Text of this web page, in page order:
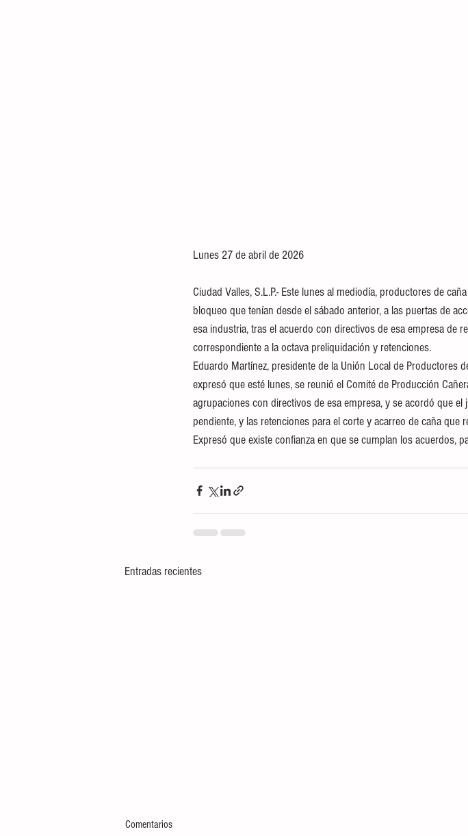
Lunes 27 de abril de 2026
Ciudad Valles, S.L.P.- Este lunes al mediodía, productores de
bloqueo que tenían desde el sábado anterior, a las puertas de
esa industria, tras el acuerdo con directivos de esa empresa de
correspondiente a la octava preliquidación y retenciones.
Eduardo Martínez, presidente de la Unión Local de Productores
expresó que esté lunes, se reunió el Comité de Producción
agrupaciones con directivos de esa empresa, y se acordó que
pendiente, y las retenciones para el corte y acarreo de caña que
Expresó que existe confianza en que se cumplan los acuerdos,
Entradas recientes
Comentarios